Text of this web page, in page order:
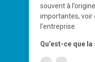
souvent à
importantes, voir
l’entreprise.
Qu’est-ce que